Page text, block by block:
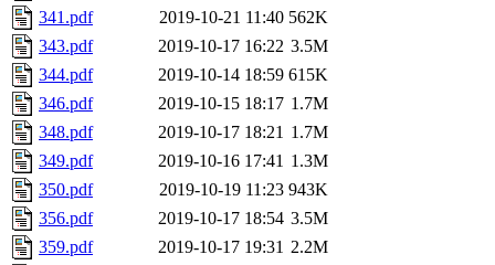
341.pdf
2019-10-21 11:40 562K
343.pdf
2019-10-17 16:22 3.5M
344.pdf
2019-10-14 18:59 615K
346.pdf
2019-10-15 18:17 1.7M
348.pdf
2019-10-17 18:21 1.7M
349.pdf
2019-10-16 17:41 1.3M
350.pdf
2019-10-19 11:23 943K
356.pdf
2019-10-17 18:54 3.5M
359.pdf
2019-10-17 19:31 2.2M